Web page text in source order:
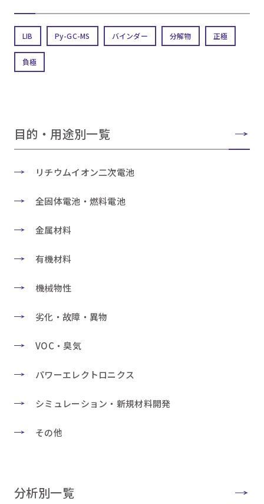
LIB Py-GC-MS バインダー 分解物 正極
負極
目的・用途別一覧
リチウムイオン二次電池
全固体電池・燃料電池
金属材料
有機材料
機械物性
劣化・故障・異物
VOC・臭気
パワーエレクトロニクス
シミュレーション・新規材料開発
その他
分析別一覧